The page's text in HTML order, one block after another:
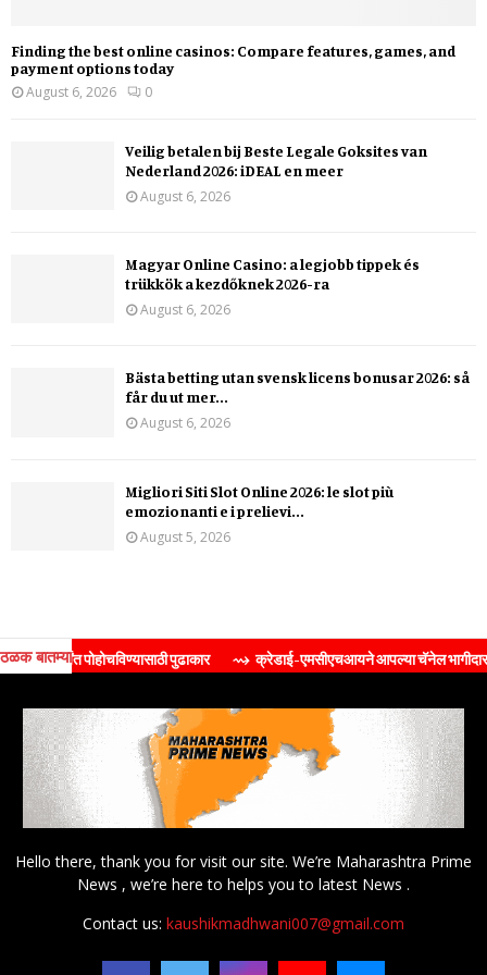
Finding the best online casinos: Compare features, games, and
payment options today
August 6, 2026
0
Veilig betalen bij Beste Legale Goksites van
Nederland 2026: iDEAL en meer
August 6, 2026
Magyar Online Casino: a legjobb tippek és
trükkök a kezdőknek 2026-ra
August 6, 2026
Bästa betting utan svensk licens bonusar 2026: så
får du ut mer...
August 6, 2026
Migliori Siti Slot Online 2026: le slot più
emozionanti e i prelievi...
August 5, 2026
ठळक बातम्या
पोहोचविण्यासाठी पुढाकार ⇝ क्रेडाई-एमसीएचआयने आपल्या चॅनेल भागीदारांसाठी
Hello there, thank you for visit our site. We’re Maharashtra Prime
News , we’re here to helps you to latest News .
Contact us: kaushikmadhwani007@gmail.com